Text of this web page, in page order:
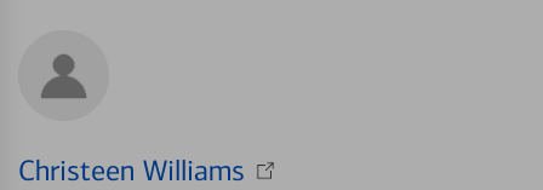
Christeen Williams